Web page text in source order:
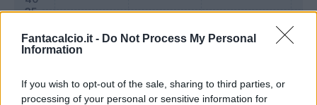
Fantacalcio.it - Do Not Process My Personal
Information
If you wish to opt-out of the sale, sharing to third parties, or
processing of your personal or sensitive information for